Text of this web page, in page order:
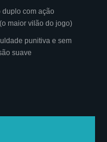
duplo com ação
maior vilão do jogo)
punitiva e sem
suave